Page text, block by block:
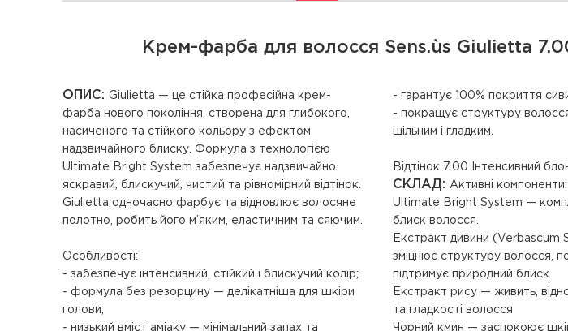
Крем-фарба для волосся Sens.ùs Giulietta
ОПИС: Giulietta — це стійка професійна крем-
фарба нового покоління, створена для глибокого,
насиченого та стійкого кольору з ефектом
надзвичайного блиску. Формула з технологією
Ultimate Bright System забезпечує надзвичайно
яскравий, блискучий, чистий та рівномірний відтінок.
Giulietta одночасно фарбує та відновлює волосяне
полотно, робить його м’яким, еластичним та сяючим.
Особливості:
- забезпечує інтенсивний, стійкий і блискучий колір;
- формула без резорцину — делікатніша для шкіри
голови;
- низький вміст аміаку — мінімальний запах та
- гарантує 100% покриття
- покращує структуру
щільним і гладким.
Відтінок 7.00 Інтенсивний
СКЛАД: Активні компоненти:
Ultimate Bright System —
блиск волосся.
Екстракт дивини (Verbascum
зміцнює структуру волосся,
підтримує природний блиск.
Екстракт рису — живить,
та гладкості волосся
Чорний кмин — заспокоює